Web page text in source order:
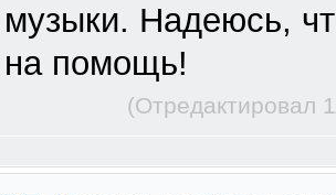
музыки. Надеюсь,
на помощь!
(Отредактировал